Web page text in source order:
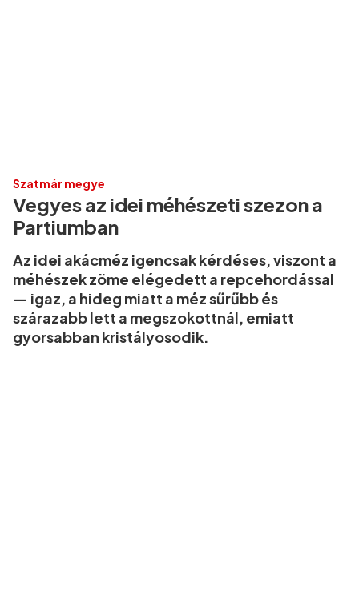
Szatmár megye
Vegyes az idei méhészeti szezon a
Partiumban
Az idei akácméz igencsak kérdéses, viszont a
méhészek zöme elégedett a repcehordással
— igaz, a hideg miatt a méz sűrűbb és
szárazabb lett a megszokottnál, emiatt
gyorsabban kristályosodik.